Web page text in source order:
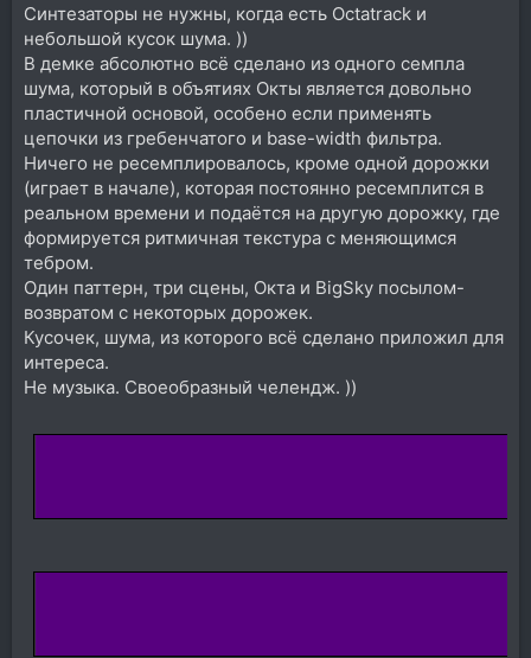
Синтезаторы не нужны, когда есть Octatrack и
небольшой кусок шума. ))
В демке абсолютно всё сделано из одного семпла
шума, который в объятиях Окты является довольно
пластичной основой, особено если применять
цепочки из гребенчатого и base-width фильтра.
Ничего не ресемплировалось, кроме одной дорожки
(играет в начале), которая постоянно ресемплится в
реальном времени и подаётся на другую дорожку, где
формируется ритмичная текстура с меняющимся
тебром.
Один паттерн, три сцены, Окта и BigSky посылом-
возвратом с некоторых дорожек.
Кусочек, шума, из которого всё сделано приложил для
интереса.
Не музыка. Своеобразный челендж. ))